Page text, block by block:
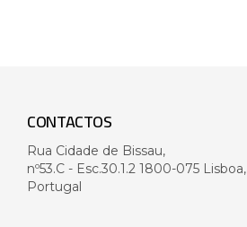
CONTACTOS
Rua Cidade de Bissau,
nº53.C - Esc.30.1.2 1800-075 Lisboa,
Portugal